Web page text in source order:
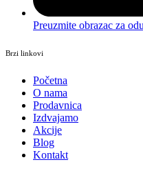
Preuzmite obrazac za
Brzi linkovi
Početna
O nama
Prodavnica
Izdvajamo
Akcije
Blog
Kontakt